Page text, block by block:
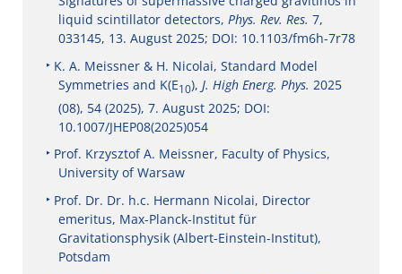
liquid scintillator detectors, Phys. Rev. Res. 7,
033145, 13. August 2025; DOI: 10.1103/fm6h-7r78
K. A. Meissner & H. Nicolai, Standard Model
Symmetries and K(E10), J. High Energ. Phys. 2025
(08), 54 (2025), 7. August 2025; DOI:
10.1007/JHEP08(2025)054
Prof. Krzysztof A. Meissner, Faculty of Physics,
University of Warsaw
Prof. Dr. Dr. h.c. Hermann Nicolai, Director
emeritus, Max-Planck-Institut für
Gravitationsphysik (Albert-Einstein-Institut),
Potsdam